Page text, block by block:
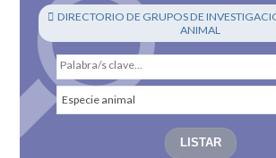
DIRECTORIO DE GRUPOS DE
ANIMAL